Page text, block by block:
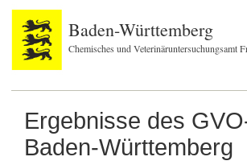
Baden-Württemberg
Chemisches und Veterinäruntersuchungsamt
Ergebnisse des
Baden-Württemberg